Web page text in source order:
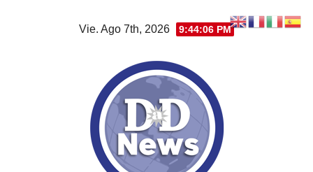
Vie. Ago 7th, 2026 9:44:07 PM